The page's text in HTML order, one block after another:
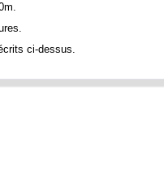
ci-dessus.